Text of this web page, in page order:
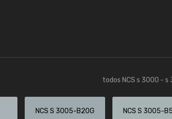
todos NCS s 3000 - s
NCS S 3005-B20G NCS S 3005-